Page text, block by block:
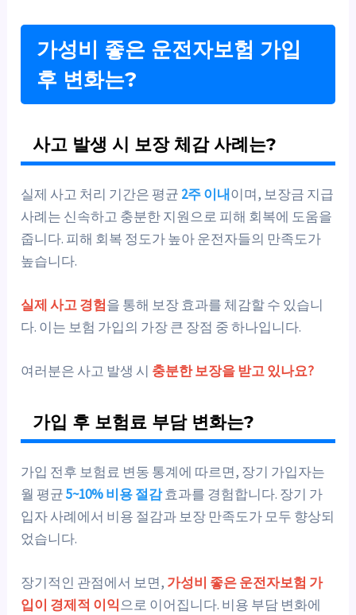
가성비 좋은 운전자보험 가입
후 변화는?
사고 발생 시 보장 체감 사례는?
실제 사고 처리 기간은 평균 2주 이내이며, 보장금 지급
사례는 신속하고 충분한 지원으로 피해 회복에 도움을
줍니다. 피해 회복 정도가 높아 운전자들의 만족도가
높습니다.
실제 사고 경험을 통해 보장 효과를 체감할 수 있습니
다. 이는 보험 가입의 가장 큰 장점 중 하나입니다.
여러분은 사고 발생 시 충분한 보장을 받고 있나요?
가입 후 보험료 부담 변화는?
가입 전후 보험료 변동 통계에 따르면, 장기 가입자는
월 평균5~10% 비용 절감효과를 경험합니다. 장기 가
입자 사례에서 비용 절감과 보장 만족도가 모두 향상되
었습니다.
장기적인 관점에서 보면, 가성비 좋은 운전자보험 가
입이 경제적 이익으로 이어집니다. 비용 부담 변화에